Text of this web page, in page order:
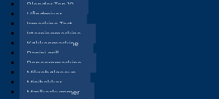
Blender Top 10
Håndmixer
Ismaskine Test
Isterningmaskine
Køkkenmaskine
Panini grill
Popcornmaskine
Mikrobølgeovn
Minihakker
Mælkeskummer